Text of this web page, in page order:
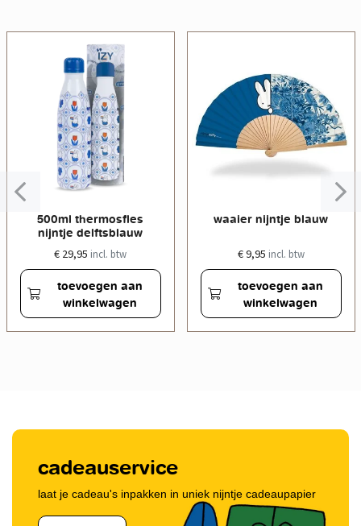
500ml thermosfles
nijntje delftsblauw
€ 29,95 incl. btw
toevoegen aan
winkelwagen
waaier nijntje blauw
€ 9,95 incl. btw
toevoegen aan
winkelwagen
cadeauservice
laat je cadeau's inpakken in uniek nijntje cadeaupapier